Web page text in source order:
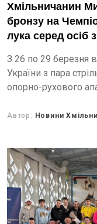
Хмільничанин
бронзу на
лука серед
З 26 по 29 березня
України з пара
опорно-рухового
Автор: Новини